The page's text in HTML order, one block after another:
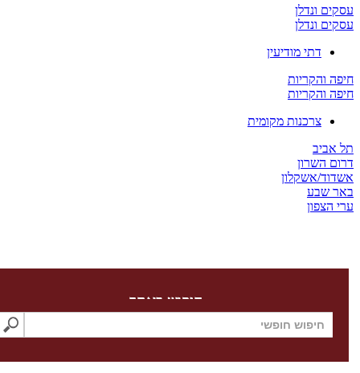
ונדלן
ונדלן
דתי מודיעין
צרכנות מקומית
אשקלון
חיפוש באתר